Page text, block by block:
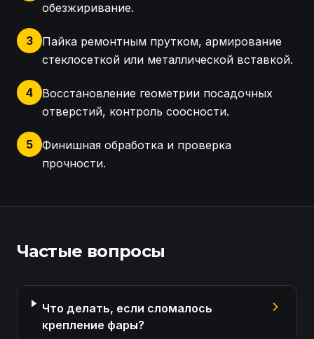
обезжиривание.
3
Пайка ремонтным прутком, армирование
стеклосеткой или металлической вставкой.
4
Восстановление геометрии посадочных
отверстий, контроль соосности.
5
Финишная обработка и проверка
прочности.
Частые вопросы
Что делать, если сломалось
крепление фары?